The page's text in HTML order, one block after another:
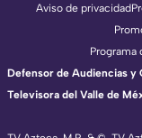
Aviso de privacidad
Defensor de Audiencias y
Televisora del Valle de